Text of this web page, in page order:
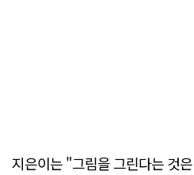
지은이는 "그림을 그린다는 것